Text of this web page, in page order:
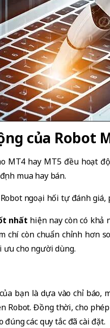
của Robot
MT4 hay MT5 đều hoạt
mua hay bán.
ngoại hối tự đánh
nhất hiện nay còn có
chí còn chuẩn chỉnh hơn
cho người dùng.
bạn là dựa vào chỉ
Robot. Đồng thời, cho
các quy tắc đã cài đặt.